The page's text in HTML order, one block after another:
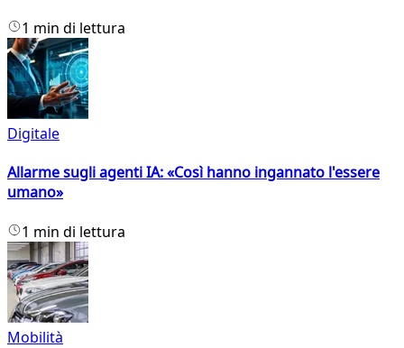
1 min di lettura
Digitale
Allarme sugli agenti IA: «Così hanno ingannato l'essere
umano»
1 min di lettura
Mobilità